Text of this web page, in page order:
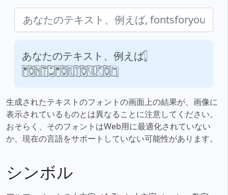
あなたのテキスト、例えば,
fontsforyou.com
生成されたテキストのフォントの画面上の結果が、画像に
表示されているものとは異なることに注意してください。
おそらく、そのフォントはWeb用に最適化されていない
か、現在の言語をサポートしていない可能性があります。
シンボル